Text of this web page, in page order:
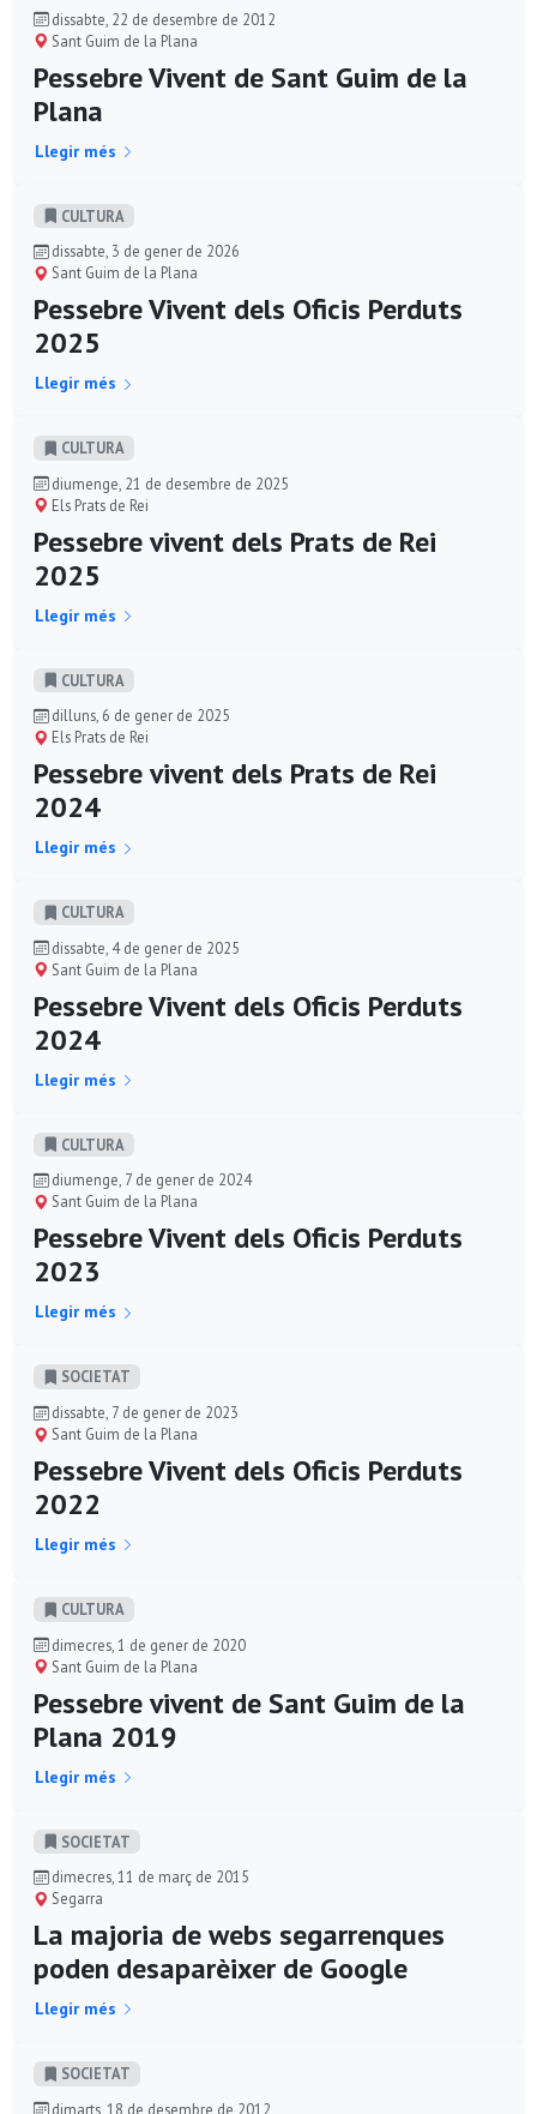
dissabte, 22 de desembre de 2012
Sant Guim de la Plana
Pessebre Vivent de Sant Guim de la
Plana
Llegir més
CULTURA
dissabte, 3 de gener de 2026
Sant Guim de la Plana
Pessebre Vivent dels Oficis Perduts
2025
Llegir més
CULTURA
diumenge, 21 de desembre de 2025
Els Prats de Rei
Pessebre vivent dels Prats de Rei
2025
Llegir més
CULTURA
dilluns, 6 de gener de 2025
Els Prats de Rei
Pessebre vivent dels Prats de Rei
2024
Llegir més
CULTURA
dissabte, 4 de gener de 2025
Sant Guim de la Plana
Pessebre Vivent dels Oficis Perduts
2024
Llegir més
CULTURA
diumenge, 7 de gener de 2024
Sant Guim de la Plana
Pessebre Vivent dels Oficis Perduts
2023
Llegir més
SOCIETAT
dissabte, 7 de gener de 2023
Sant Guim de la Plana
Pessebre Vivent dels Oficis Perduts
2022
Llegir més
CULTURA
dimecres, 1 de gener de 2020
Sant Guim de la Plana
Pessebre vivent de Sant Guim de la
Plana 2019
Llegir més
SOCIETAT
dimecres, 11 de març de 2015
Segarra
La majoria de webs segarrenques
poden desaparèixer de Google
Llegir més
SOCIETAT
dimarts, 18 de desembre de 2012